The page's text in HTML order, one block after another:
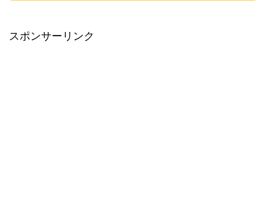
スポンサーリンク